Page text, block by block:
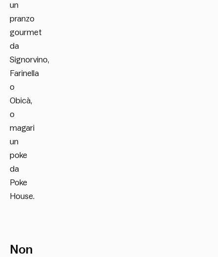
un
pranzo
gourmet
da
Signorvino,
Farinella
o
Obicà,
o
magari
un
poke
da
Poke
House.
Non